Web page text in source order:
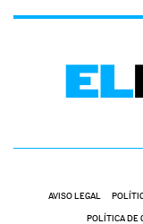
AVISO LEGAL
POLÍTICA DE